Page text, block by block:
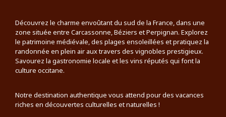
Découvrez le charme envoûtant du sud de la France, dans une
zone située entre Carcassonne, Béziers et Perpignan. Explorez
le patrimoine médiévale, des plages ensoleillées et pratiquez la
randonnée en plein air aux travers des vignobles prestigieux.
Savourez la gastronomie locale et les vins réputés qui font la
culture occitane.
Notre destination authentique vous attend pour des vacances
riches en découvertes culturelles et naturelles !